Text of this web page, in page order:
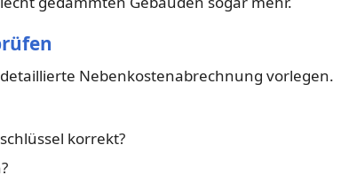
Nebenkostenabrechnung vorlegen.
korrekt?